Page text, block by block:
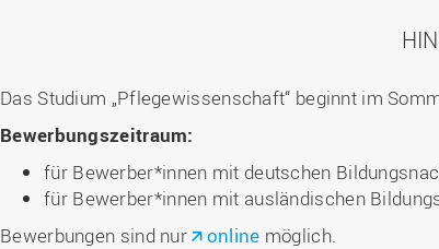
Das Studium „Pflegewissenschaft“ beginnt im
Bewerbungszeitraum:
für Bewerber*innen mit deutschen
für Bewerber*innen mit ausländischen
Bewerbungen sind nur online möglich.